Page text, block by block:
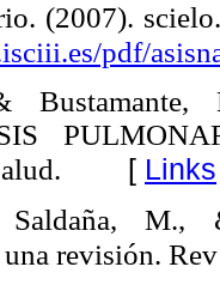
(2007).
pdf/
[ Links
Saldaña, M.,
revisión.